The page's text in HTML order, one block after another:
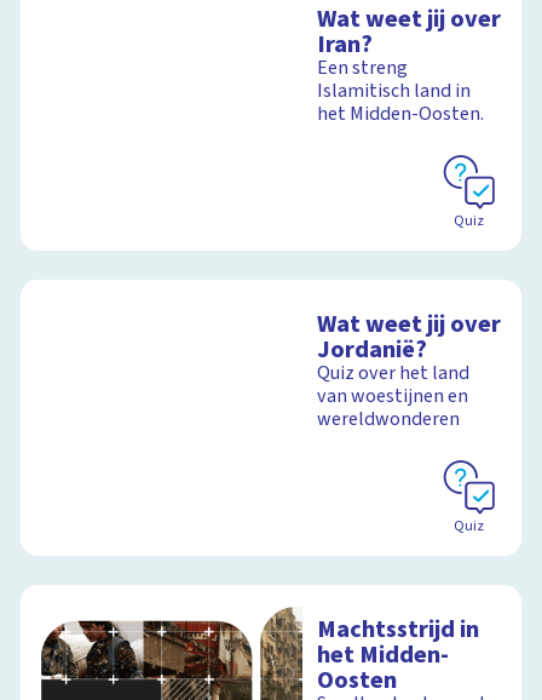
Wat weet jij over
Iran?
Een streng
Islamitisch land in
het Midden-Oosten.
Quiz
Wat weet jij over
Jordanië?
Quiz over het land
van woestijnen en
wereldwonderen
Quiz
Machtsstrijd in
het Midden-
Oosten